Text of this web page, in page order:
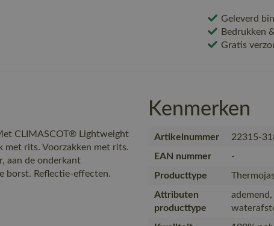
Geleverd
Bedrukken
Gratis
CLIMASCOT® Lightweight
met rits. Voorzakken met rits.
aan de onderkant
borst. Reflectie-effecten.
Kenmerken
Artikelnummer
22315-
EAN nummer
-
Producttype
Attributen
producttype